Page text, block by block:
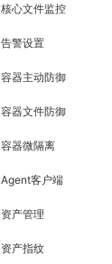
核心文件监控
告警设置
容器主动防御
容器文件防御
容器微隔离
Agent客户端
资产管理
资产指纹